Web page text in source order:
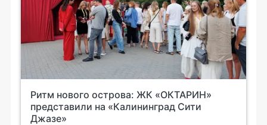
Ритм нового острова: ЖК «ОКТАРИН»
представили на «Калининград Сити
Джазе»